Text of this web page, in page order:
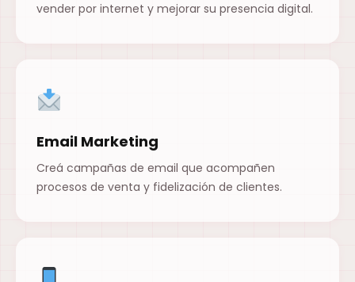
vender por internet y mejorar su presencia digital.
Email Marketing
Creá campañas de email que acompañen
procesos de venta y fidelización de clientes.